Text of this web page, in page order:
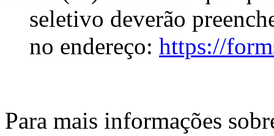
seletivo deverão
no endereço: https://
Para mais informações